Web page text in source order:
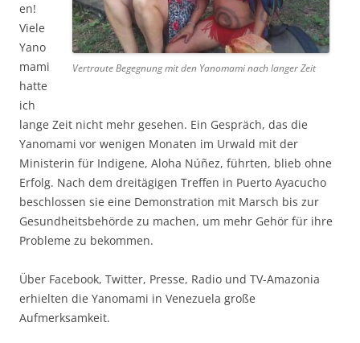
Vertraute Begegnung mit den Yanomami nach langer Zeit
en!
Viele
Yano
mami
hatte
ich
lange Zeit nicht mehr gesehen. Ein Gespräch, das die
Yanomami vor wenigen Monaten im Urwald mit der
Ministerin für Indigene, Aloha Núñez, führten, blieb ohne
Erfolg. Nach dem dreitägigen Treffen in Puerto Ayacucho
beschlossen sie eine Demonstration mit Marsch bis zur
Gesundheitsbehörde zu machen, um mehr Gehör für ihre
Probleme zu bekommen.
Über Facebook, Twitter, Presse, Radio und TV-Amazonia
erhielten die Yanomami in Venezuela große
Aufmerksamkeit.